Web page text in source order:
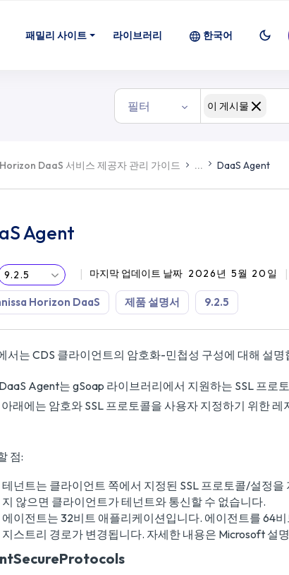
패밀리 사이트 라이브러리 한국어
필터 이 게시물
Horizon DaaS 서비스 제공자 관리 가이드 ... DaaS Agent
Agent
9.2.5 마지막 업데이트 날짜 2026년 5월 20일
Horizon DaaS 제품 설명서 9.2.5
서는 CDS 클라이언트의 암호화-민첩성 구성에 대해 설명
Agent는 gSoap 라이브러리에서 지원하는 SSL 프로
래에는 암호와 SSL 프로토콜을 사용자 지정하기 위한 레
점:
테넌트는 클라이언트 쪽에서 지정된 SSL 프로토콜/설정을
지 않으면 클라이언트가 테넌트와 통신할 수 없습니다.
에이전트는 32비트 애플리케이션입니다. 에이전트를 64
지스트리 경로가 변경됩니다. 자세한 내용은 Microsoft 설